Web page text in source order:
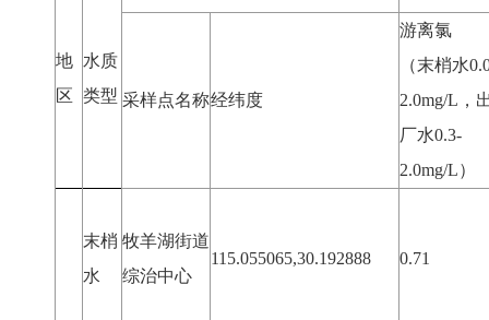
地
区
水质
类型 采样点名称经纬度
游离氯
（末梢水
2.0mg/L，
厂水0.3-
2.0mg/L）
末梢
水
牧羊湖街道
综治中心
115.055065,30.192888 0.71